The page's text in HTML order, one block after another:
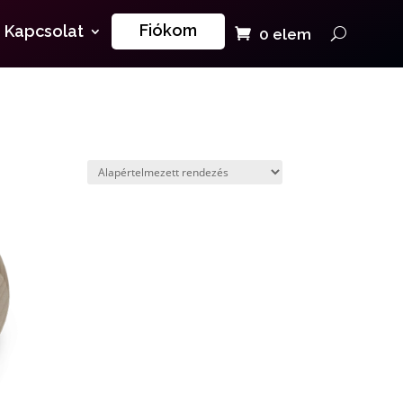
Kapcsolat Fiókom 0 elem